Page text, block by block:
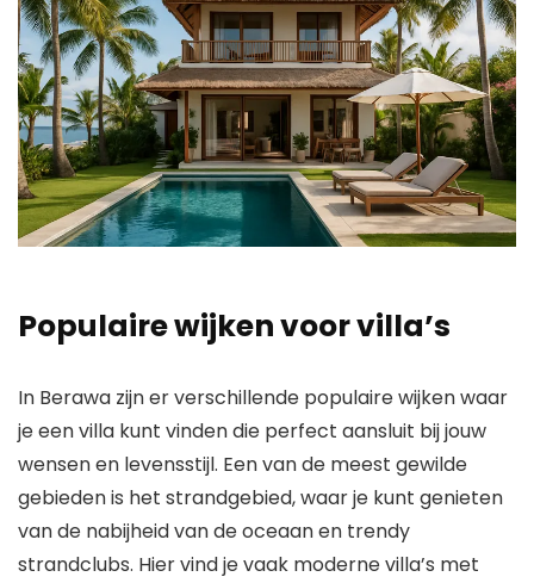
Populaire wijken voor villa’s
In Berawa zijn er verschillende populaire wijken waar
je een villa kunt vinden die perfect aansluit bij jouw
wensen en levensstijl. Een van de meest gewilde
gebieden is het strandgebied, waar je kunt genieten
van de nabijheid van de oceaan en trendy
strandclubs. Hier vind je vaak moderne villa’s met